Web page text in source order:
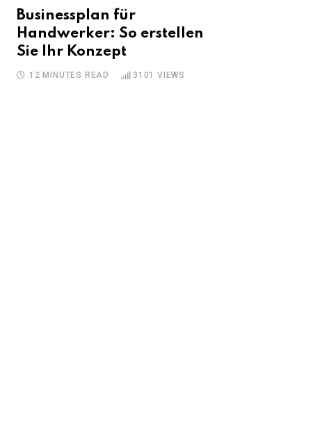
Businessplan für
Handwerker: So erstellen
Sie Ihr Konzept
12 MINUTES READ 3101 VIEWS